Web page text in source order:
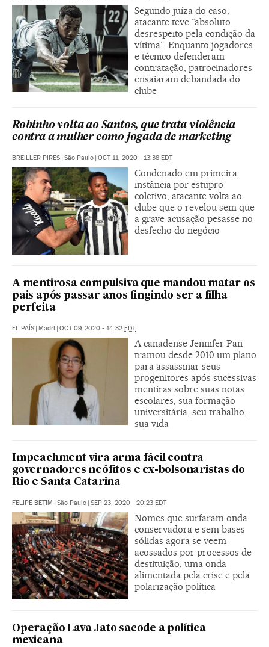
Segundo juíza do caso,
atacante teve “absoluto
desrespeito pela condição da
vítima”. Enquanto jogadores
e técnico defenderam
contratação, patrocinadores
ensaiaram debandada do
clube
Robinho volta ao Santos, que trata violência
contra a mulher como jogada de marketing
BREILLER PIRES | São Paulo | OCT 11, 2020 - 13:38 EDT
Condenado em primeira
instância por estupro
coletivo, atacante volta ao
clube que o revelou sem que
a grave acusação pesasse no
desfecho do negócio
A mentirosa compulsiva que mandou matar os
pais após passar anos fingindo ser a filha
perfeita
EL PAÍS | Madri | OCT 09, 2020 - 14:32 EDT
A canadense Jennifer Pan
tramou desde 2010 um plano
para assassinar seus
progenitores após sucessivas
mentiras sobre suas notas
escolares, sua formação
universitária, seu trabalho,
sua vida
Impeachment vira arma fácil contra
governadores neófitos e ex-bolsonaristas do
Rio e Santa Catarina
FELIPE BETIM | São Paulo | SEP 23, 2020 - 20:23 EDT
Nomes que surfaram onda
conservadora e sem bases
sólidas agora se veem
acossados por processos de
destituição, uma onda
alimentada pela crise e pela
polarização política
Operação Lava Jato sacode a política
mexicana